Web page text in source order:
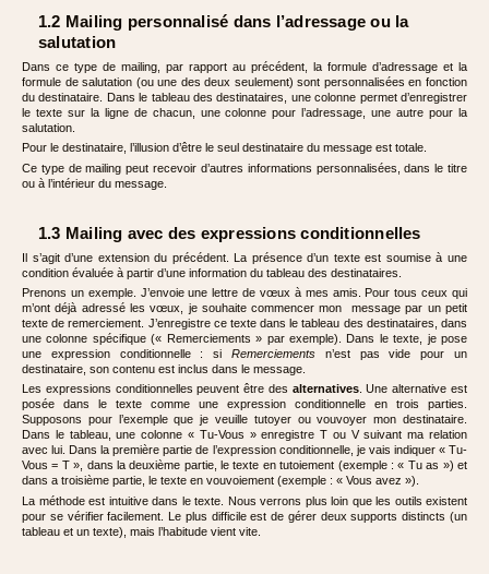
1.2 Mailing personnalisé dans l’adressage ou la
salutation
Dans ce type de mailing, par rapport au précédent, la formule d’adressage et la
formule de salutation (ou une des deux seulement) sont personnalisées en fonction
du destinataire. Dans le tableau des destinataires, une colonne permet d’enregistrer
le texte sur la ligne de chacun, une colonne pour l’adressage, une autre pour la
salutation.
Pour le destinataire, l’illusion d’être le seul destinataire du message est totale.
Ce type de mailing peut recevoir d’autres informations personnalisées, dans le titre
ou à l’intérieur du message.
1.3 Mailing avec des expressions conditionnelles
Il s’agit d’une extension du précédent. La présence d’un texte est soumise à une
condition évaluée à partir d’une information du tableau des destinataires.
Prenons un exemple. J’envoie une lettre de vœux à mes amis. Pour tous ceux qui
m’ont déjà adressé les vœux, je souhaite commencer mon message par un petit
texte de remerciement. J’enregistre ce texte dans le tableau des destinataires, dans
une colonne spécifique (« Remerciements » par exemple). Dans le texte, je pose
une expression conditionnelle : si Remerciements n’est pas vide pour un
destinataire, son contenu est inclus dans le message.
Les expressions conditionnelles peuvent être des alternatives. Une alternative est
posée dans le texte comme une expression conditionnelle en trois parties.
Supposons pour l’exemple que je veuille tutoyer ou vouvoyer mon destinataire.
Dans le tableau, une colonne « Tu-Vous » enregistre T ou V suivant ma relation
avec lui. Dans la première partie de l’expression conditionnelle, je vais indiquer « Tu-
Vous = T », dans la deuxième partie, le texte en tutoiement (exemple : « Tu as ») et
dans a troisième partie, le texte en vouvoiement (exemple : « Vous avez »).
La méthode est intuitive dans le texte. Nous verrons plus loin que les outils existent
pour se vérifier facilement. Le plus difficile est de gérer deux supports distincts (un
tableau et un texte), mais l’habitude vient vite.